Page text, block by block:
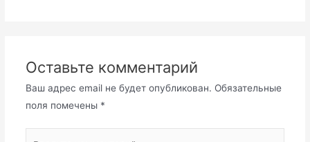
Оставьте комментарий
Ваш адрес email не будет опубликован. Обязательные
поля помечены *